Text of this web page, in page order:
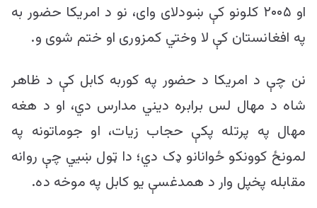
او ۲۰۰۵ کلونو کې ښودلای وای، نو د امریکا حضور به
په افغانستان کې لا وختي کمزوری او ختم شوی و.
نن چې د امریکا د حضور په کوربه کابل کې د ظاهر
شاه د مهال لس برابره دیني مدارس دي، او د هغه
مهال په پرتله پکې حجاب زیات، او جوماتونه په
لمونځ کوونکو ځوانانو ډک دي؛ دا ټول ښيي چې روانه
مقابله پخپل وار د همدغسې یو کابل په موخه ده.